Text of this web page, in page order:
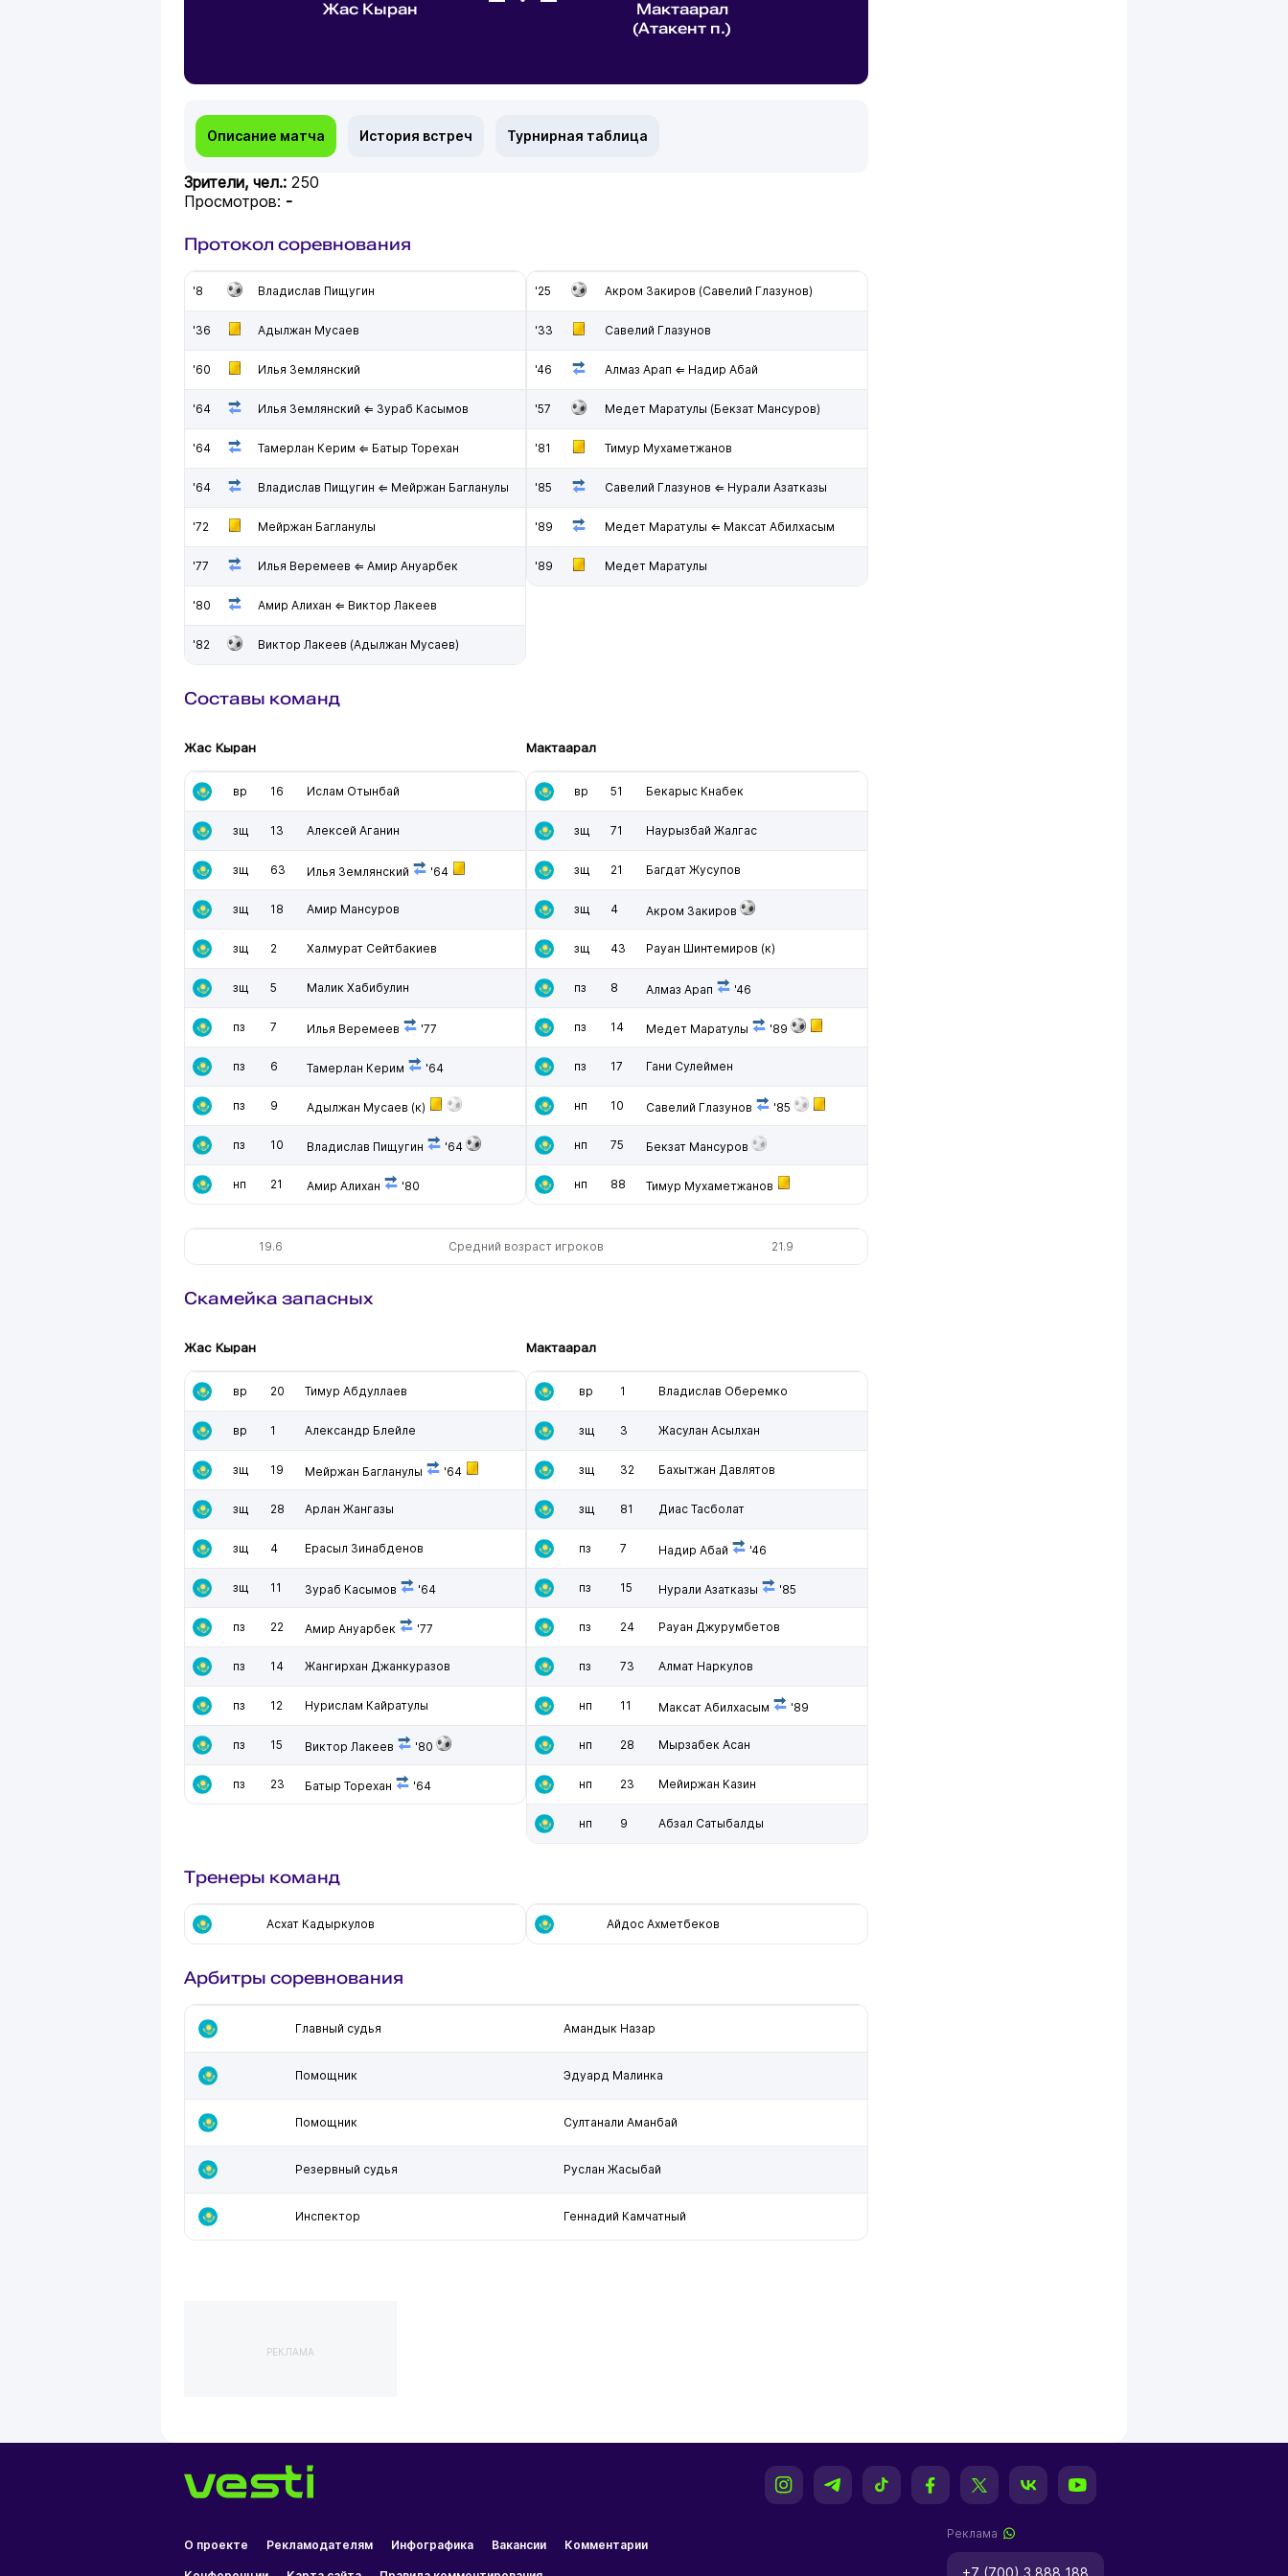
Жас Кыран
Мактаарал
(Атакент п.)
Описание матча История встреч Турнирная таблица
Зрители, чел.: 250
Просмотров: -
Протокол соревнования
'8 Владислав Пищугин
'36 Адылжан Мусаев
'60 Илья Землянский
'64 Илья Землянский ⇐ Зураб Касымов
'64 Тамерлан Керим ⇐ Батыр Торехан
'64 Владислав Пищугин ⇐ Мейржан Багланулы
'72 Мейржан Багланулы
'77 Илья Веремеев ⇐ Амир Ануарбек
'80 Амир Алихан ⇐ Виктор Лакеев
'82 Виктор Лакеев (Адылжан Мусаев)
'25 Акром Закиров (Савелий Глазунов)
'33 Савелий Глазунов
'46 Алмаз Арап ⇐ Надир Абай
'57 Медет Маратулы (Бекзат Мансуров)
'81 Тимур Мухаметжанов
'85 Савелий Глазунов ⇐ Нурали Азатказы
'89 Медет Маратулы ⇐ Максат Абилхасым
'89 Медет Маратулы
Составы команд
Жас Кыран
вр 16 Ислам Отынбай
зщ 13 Алексей Аганин
зщ 63 Илья Землянский '64
зщ 18 Амир Мансуров
зщ 2 Халмурат Сейтбакиев
зщ 5 Малик Хабибулин
пз 7 Илья Веремеев '77
пз 6 Тамерлан Керим '64
пз 9 Адылжан Мусаев (к)
пз 10 Владислав Пищугин '64
нп 21 Амир Алихан '80
Мактаарал
вр 51 Бекарыс Кнабек
зщ 71 Наурызбай Жалгас
зщ 21 Багдат Жусупов
зщ 4 Акром Закиров
зщ 43 Рауан Шинтемиров (к)
пз 8 Алмаз Арап '46
пз 14 Медет Маратулы '89
пз 17 Гани Сулеймен
нп 10 Савелий Глазунов '85
нп 75 Бекзат Мансуров
нп 88 Тимур Мухаметжанов
19.6 Средний возраст игроков 21.9
Скамейка запасных
Жас Кыран
вр 20 Тимур Абдуллаев
вр 1 Александр Блейле
зщ 19 Мейржан Багланулы '64
зщ 28 Арлан Жангазы
зщ 4 Ерасыл Зинабденов
зщ 11 Зураб Касымов '64
пз 22 Амир Ануарбек '77
пз 14 Жангирхан Джанкуразов
пз 12 Нурислам Кайратулы
пз 15 Виктор Лакеев '80
пз 23 Батыр Торехан '64
Мактаарал
вр 1 Владислав Оберемко
зщ 3 Жасулан Асылхан
зщ 32 Бахытжан Давлятов
зщ 81 Диас Тасболат
пз 7 Надир Абай '46
пз 15 Нурали Азатказы '85
пз 24 Рауан Джурумбетов
пз 73 Алмат Наркулов
нп 11 Максат Абилхасым '89
нп 28 Мырзабек Асан
нп 23 Мейиржан Казин
нп 9 Абзал Сатыбалды
Тренеры команд
Асхат Кадыркулов Айдос Ахметбеков
Арбитры соревнования
Главный судья Амандык Назар
Помощник Эдуард Малинка
Помощник Султанали Аманбай
Резервный судья Руслан Жасыбай
Инспектор Геннадий Камчатный
РЕКЛАМА
О проекте Рекламодателям Инфографика Вакансии Комментарии
Реклама
+7 (700) 3 888 188